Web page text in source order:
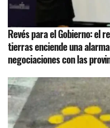
Revés para el Gobierno: el
tierras enciende una
negociaciones con las